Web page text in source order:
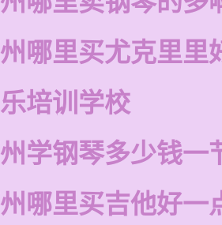
哪里买尤克里里
培训学校
学钢琴多少钱一
哪里买吉他好一